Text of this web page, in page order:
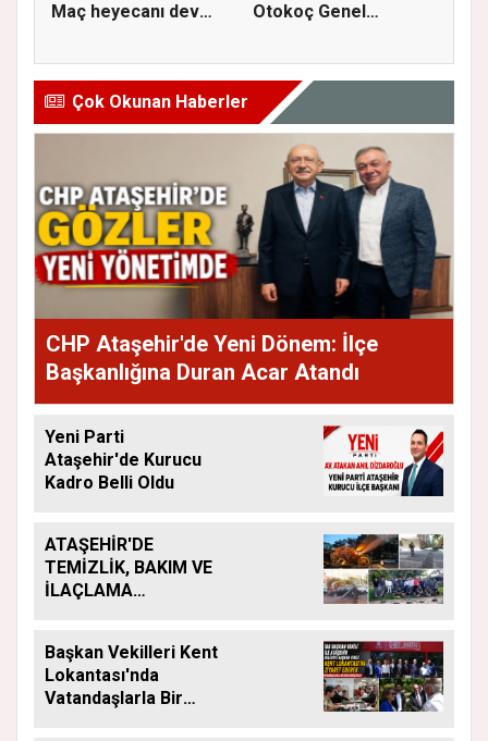
Maç heyecanı dev
Otokoç Genel
Çok Okunan Haberler
CHP Ataşehir'de Yeni Dönem: İlçe
Başkanlığına Duran Acar Atandı
Yeni Parti
Ataşehir'de Kurucu
Kadro Belli Oldu
ATAŞEHİR'DE
TEMİZLİK, BAKIM VE
İLAÇLAMA
Başkan Vekilleri Kent
Lokantası'nda
Vatandaşlarla Bir